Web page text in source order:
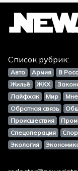
Список рубрик:
Авто Армия В
Жильё
ЖКХ
Лайфхак
Мир
Обратная связь
Происшествия
Спецоперация
Экология